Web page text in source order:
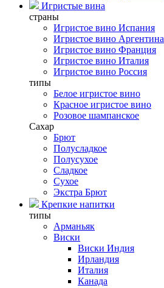
Игристые вина
страны
Игристое вино Испания
Игристое вино Аргентина
Игристое вино Франция
Игристое вино Италия
Игристое вино Россия
типы
Белое игристое вино
Красное игристое вино
Розовое шампанское
Сахар
Брют
Полусладкое
Полусухое
Сладкое
Сухое
Экстра Брют
Крепкие напитки
типы
Арманьяк
Виски
Виски Индия
Ирландия
Италия
Канада